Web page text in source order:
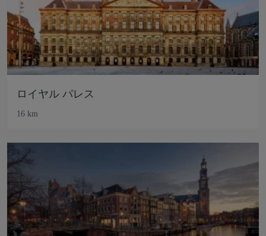
ロイヤル パレス
16 km